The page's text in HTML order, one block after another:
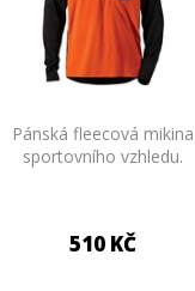
Pánská fleecová mikina
sportovního vzhledu.
510 KČ